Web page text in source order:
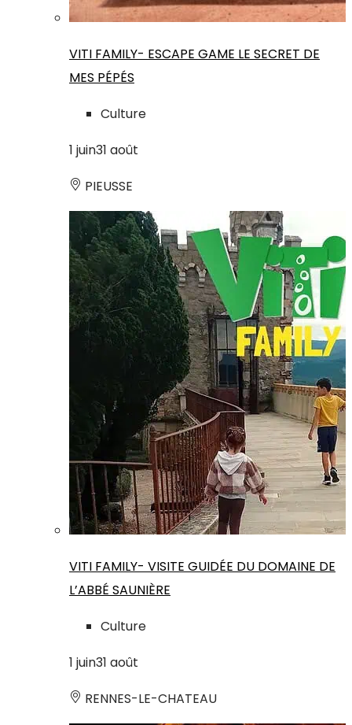
VITI FAMILY- ESCAPE GAME LE SECRET DE
MES PÉPÉS
Culture
1 juin31 août
PIEUSSE
VITI FAMILY- VISITE GUIDÉE DU DOMAINE DE
L’ABBÉ SAUNIÈRE
Culture
1 juin31 août
RENNES-LE-CHATEAU